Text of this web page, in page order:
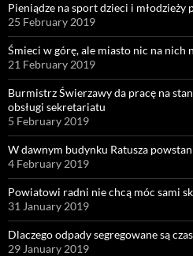
Pieniądze na sport dzieci i młodzieży
25 February 2019
Śmieci w górę, ale miasto nic na nich
21 February 2019
Burmistrz Świerzawy da pracę na
obsługi sekretariatu
5 February 2019
W dawnym budynku Ratusza
4 February 2019
Powiatowi radni nie chcą móc sami
31 January 2019
Dlaczego odpady segregowane są
29 January 2019